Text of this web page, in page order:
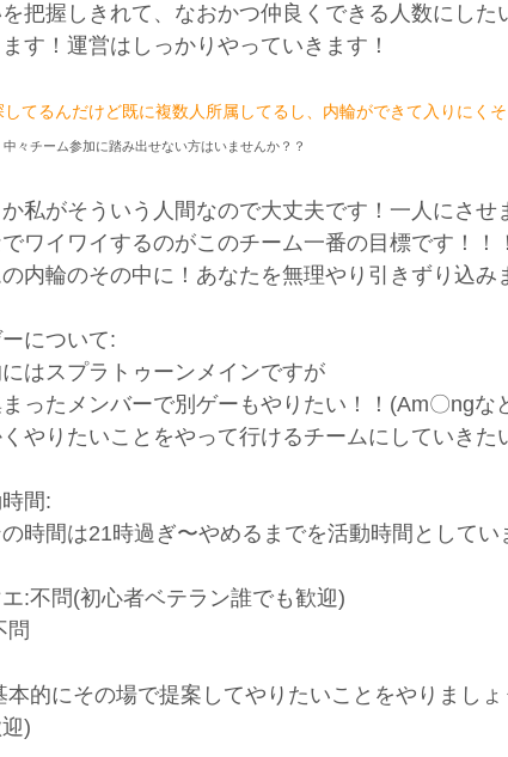
把握しきれて、なおかつ仲良くできる人数にし
す！運営はしっかりやっていきます！
てるんだけど既に複数人所属してるし、内輪ができて入りにくそ
中々チーム参加に踏み出せない方はいませんか？？
私がそういう人間なので大丈夫です！一人にさせ
ワイワイするのがこのチーム一番の目標です！！！
内輪のその中に！あなたを無理やり引きずり込み
ーについて:
はスプラトゥーンメインですが
まったメンバーで別ゲーもやりたい！！(Am〇ng
やりたいことをやって行けるチームにしていきた
時間:
時間は21時過ぎ〜やめるまでを活動時間として
:不問(初心者ベテラン誰でも歓迎)
問
本的にその場で提案してやりたいことをやりまし
)